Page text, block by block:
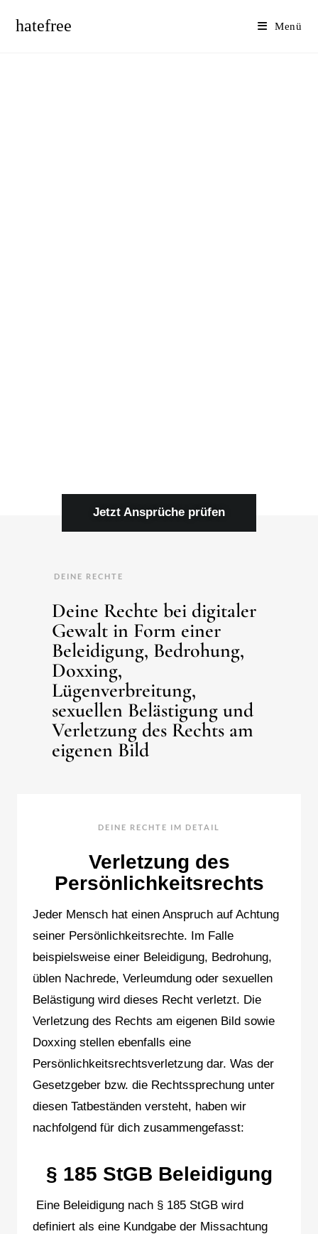
hatefree Menü
Jetzt Ansprüche prüfen
DEINE RECHTE
Deine Rechte bei digitaler
Gewalt in Form einer
Beleidigung, Bedrohung,
Doxxing,
Lügenverbreitung,
sexuellen Belästigung und
Verletzung des Rechts am
eigenen Bild
DEINE RECHTE IM DETAIL
Verletzung des
Persönlichkeitsrechts
Jeder Mensch hat einen Anspruch auf Achtung
seiner Persönlichkeitsrechte. Im Falle
beispielsweise einer Beleidigung, Bedrohung,
üblen Nachrede, Verleumdung oder sexuellen
Belästigung wird dieses Recht verletzt. Die
Verletzung des Rechts am eigenen Bild sowie
Doxxing stellen ebenfalls eine
Persönlichkeitsrechtsverletzung dar. Was der
Gesetzgeber bzw. die Rechtssprechung unter
diesen Tatbeständen versteht, haben wir
nachfolgend für dich zusammengefasst:
§ 185 StGB Beleidigung
Eine Beleidigung nach § 185 StGB wird
definiert als eine Kundgabe der Missachtung